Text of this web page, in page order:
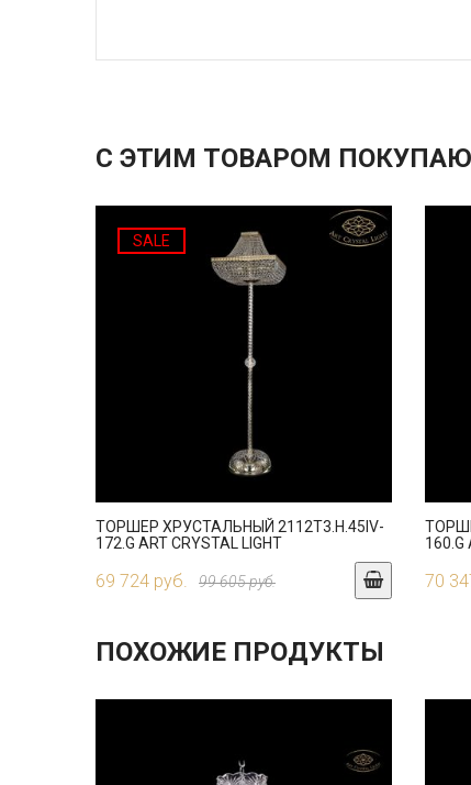
С ЭТИМ ТОВАРОМ
SALE
ТОРШЕР ХРУСТАЛЬНЫЙ 2112T3.H.45IV-
172.G ART CRYSTAL LIGHT
69 724 руб. 99 605 руб.
160.G
70
ПОХОЖИЕ ПРОДУКТЫ